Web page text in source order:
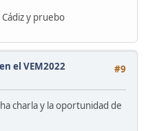
y pruebo
#9
el VEM2022
charla y la oportunidad de